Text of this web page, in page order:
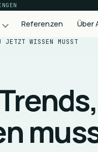
Nachhaltige
Google Ads, Meta,
Referenzen Über
JETZT WISSEN MUSST